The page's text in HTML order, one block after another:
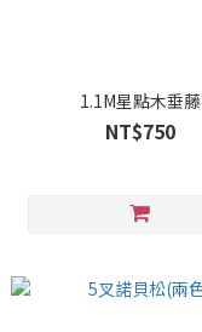
1.1M星點木垂藤
NT$750